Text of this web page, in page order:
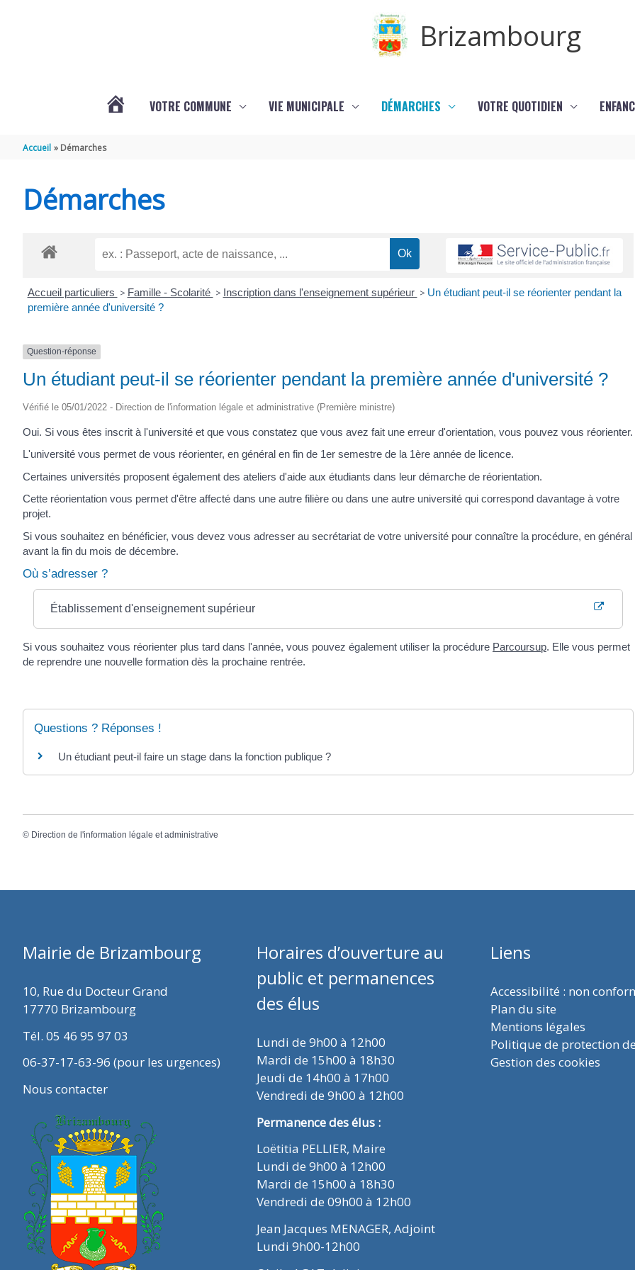
Brizambourg
VOTRE COMMUNE VIE MUNICIPALE DÉMARCHES VOTRE QUOTIDIEN
Accueil Démarches
Démarches
Accueil particuliers > Famille - Scolarité > Inscription dans l'enseignement supérieur > Un étudiant peut-il se réorienter pendant la
première année d'université ?
Question-réponse
Un étudiant peut-il se réorienter pendant la première année d'université ?
Vérifié le 05/01/2022 - Direction de l'information légale et administrative (Première ministre)
Oui. Si vous êtes inscrit à l'université et que vous constatez que vous avez fait une erreur d'orientation, vous pouvez vous réorienter.
L'université vous permet de vous réorienter, en général en fin de 1er semestre de la 1ère année de licence.
Certaines universités proposent également des ateliers d'aide aux étudiants dans leur démarche de réorientation.
Cette réorientation vous permet d'être affecté dans une autre filière ou dans une autre université qui correspond davantage à votre
projet.
Si vous souhaitez en bénéficier, vous devez vous adresser au secrétariat de votre université pour connaître la procédure, en général
avant la fin du mois de décembre.
Où s’adresser ?
Établissement d'enseignement supérieur
Si vous souhaitez vous réorienter plus tard dans l'année, vous pouvez également utiliser la procédure Parcoursup. Elle vous permet
de reprendre une nouvelle formation dès la prochaine rentrée.
Questions ? Réponses !
Un étudiant peut-il faire un stage dans la fonction publique ?
© Direction de l'information légale et administrative
Mairie de Brizambourg
10, Rue du Docteur Grand
17770 Brizambourg
Tél. 05 46 95 97 03
06-37-17-63-96 (pour les urgences)
Nous contacter
Horaires d’ouverture au
public et permanences
des élus
Lundi de 9h00 à 12h00
Mardi de 15h00 à 18h30
Jeudi de 14h00 à 17h00
Vendredi de 9h00 à 12h00
Permanence des élus :
Loëtitia PELLIER, Maire
Lundi de 9h00 à 12h00
Mardi de 15h00 à 18h30
Vendredi de 09h00 à 12h00
Jean Jacques MENAGER, Adjoint
Lundi 9h00-12h00
Liens
Accessibilité : non
Plan du site
Mentions légales
Politique de protection
Gestion des cookies